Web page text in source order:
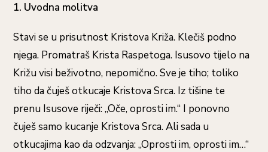
1. Uvodna molitva
Stavi se u prisutnost Kristova Križa. Klečiš podno
njega. Promatraš Krista Raspetoga. Isusovo tijelo na
Križu visi beživotno, nepomično. Sve je tiho; toliko
tiho da čuješ otkucaje Kristova Srca. Iz tišine te
prenu Isusove riječi: „Oče, oprosti im.“ I ponovno
čuješ samo kucanje Kristova Srca. Ali sada u
otkucajima kao da odzvanja: „Oprosti im, oprosti im…“